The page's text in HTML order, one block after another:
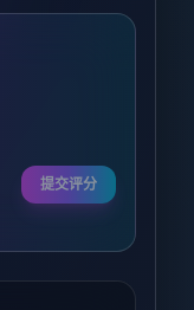
提交评分